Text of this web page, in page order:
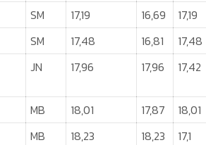
SM 17,19 16,69
17,19
SM 17,48 16,81
17,48
JN 17,96 17,96 17,42
MB 18,01 17,87
18,01
MB 18,23 18,23
17,1